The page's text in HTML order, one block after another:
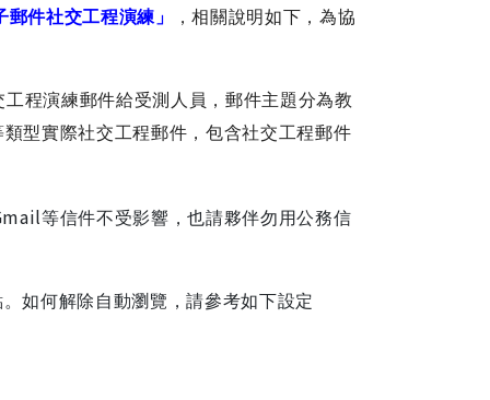
郵件社交工程演練」 ，相關說明如下，為協
程演練郵件給受測人員，郵件主題分為教
型實際社交工程郵件，包含社交工程郵件
等信件不受影響，也請夥伴勿用公務信
如何解除自動瀏覽，請參考如下設定